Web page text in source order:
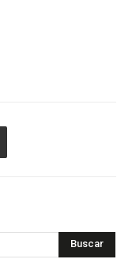
Buscar